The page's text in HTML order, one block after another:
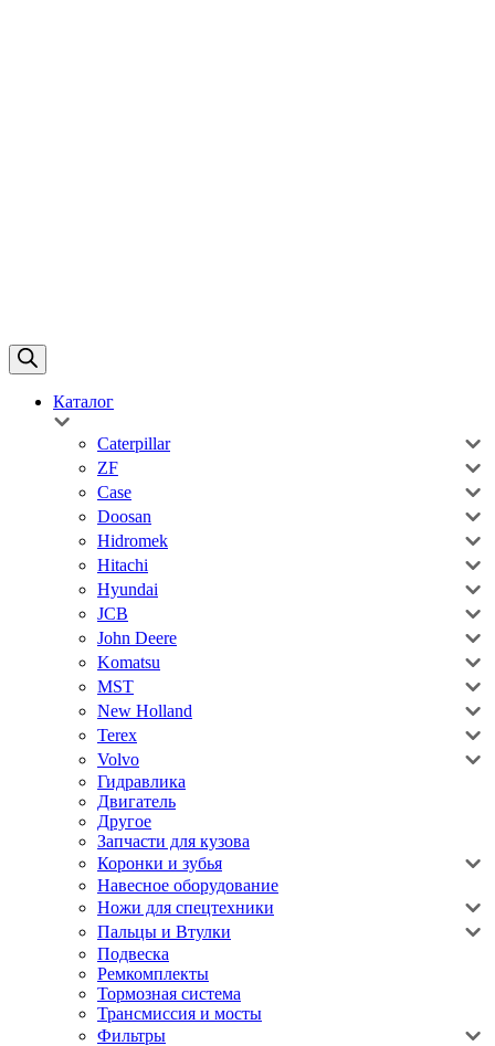
Каталог
Caterpillar
ZF
Case
Doosan
Hidromek
Hitachi
Hyundai
JCB
John Deere
Komatsu
MST
New Holland
Terex
Volvo
Гидравлика
Двигатель
Другое
Запчасти для кузова
Коронки и зубья
Навесное оборудование
Ножи для спецтехники
Пальцы и Втулки
Подвеска
Ремкомплекты
Тормозная система
Трансмиссия и мосты
Фильтры